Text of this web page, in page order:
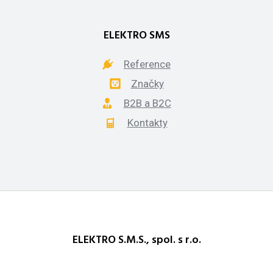
ELEKTRO SMS
Reference
Značky
B2B a B2C
Kontakty
ELEKTRO S.M.S., spol. s r.o.